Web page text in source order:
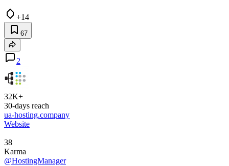
+14
67
2
32K+
30-days reach
ua-hosting.company
Website
38
Karma
@HostingManager